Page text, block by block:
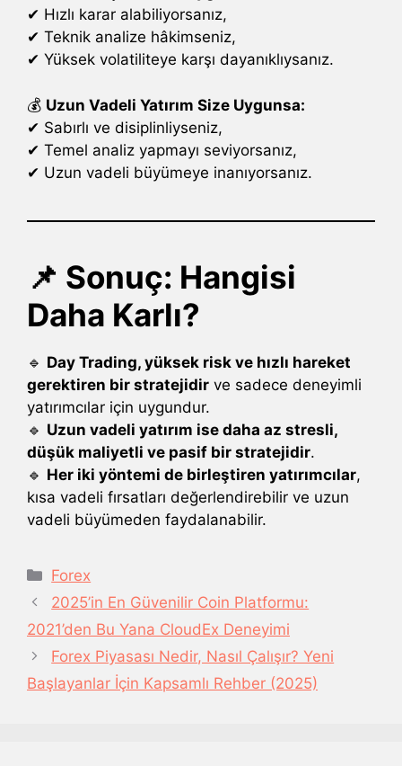
✔ Hızlı karar alabiliyorsanız,
✔ Teknik analize hâkimseniz,
✔ Yüksek volatiliteye karşı dayanıklıysanız.
💰 Uzun Vadeli Yatırım Size Uygunsa:
✔ Sabırlı ve disiplinliyseniz,
✔ Temel analiz yapmayı seviyorsanız,
✔ Uzun vadeli büyümeye inanıyorsanız.
📌 Sonuç: Hangisi
Daha Karlı?
🔹 Day Trading, yüksek risk ve hızlı hareket
gerektiren bir stratejidir ve sadece deneyimli
yatırımcılar için uygundur.
🔹 Uzun vadeli yatırım ise daha az stresli,
düşük maliyetli ve pasif bir stratejidir.
🔹 Her iki yöntemi de birleştiren yatırımcılar,
kısa vadeli fırsatları değerlendirebilir ve uzun
vadeli büyümeden faydalanabilir.
Kategoriler
Forex
2025’in En Güvenilir Coin Platformu:
2021’den Bu Yana CloudEx Deneyimi
Forex Piyasası Nedir, Nasıl Çalışır? Yeni
Başlayanlar İçin Kapsamlı Rehber (2025)